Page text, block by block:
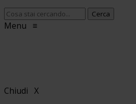
Menu ≡
Chiudi X